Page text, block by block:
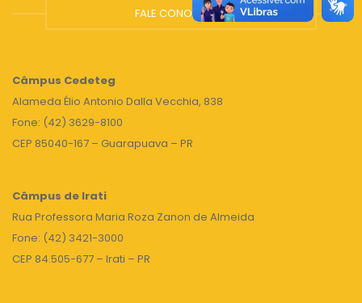
FALE CONOSCO
Câmpus Cedeteg
Alameda Élio Antonio Dalla Vecchia, 838
Fone: (42) 3629-8100
CEP 85040-167 – Guarapuava – PR
Câmpus de Irati
Rua Professora Maria Roza Zanon de Almeida
Fone: (42) 3421-3000
CEP 84.505-677 – Irati – PR